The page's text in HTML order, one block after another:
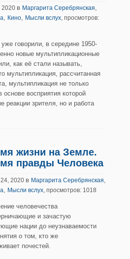
2020 в Маргарита Серебрянская,
, Кино, Мысли вслух, просмотров:
говорили, в середине 1950-
новые мультипликационные
как её стали называть,
мультипликация, рассчитанная
мультипликация не только
восприятия которой
реакции зрителя, но и работа
жизни на Земле.
правды Человека
2020 в Маргарита Серебрянская,
, Мысли вслух, просмотров: 1018
человечества
и зачастую
нации до неузнаваемости
о том, кто же
почестей.